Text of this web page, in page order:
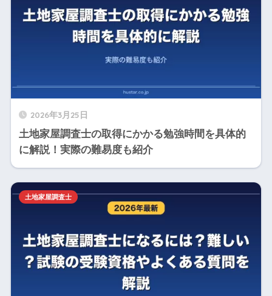
2026年3月25日
土地家屋調査士の取得にかかる勉強時間を具体的
に解説！実際の難易度も紹介
土地家屋調査士